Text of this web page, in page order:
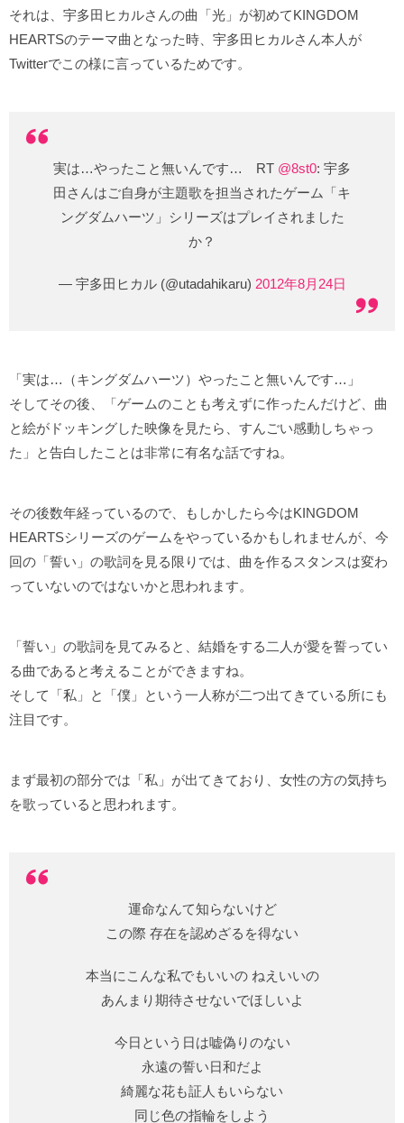
それは、宇多田ヒカルさんの曲「光」が初めてKINGDOM
HEARTSのテーマ曲となった時、宇多田ヒカルさん本人が
Twitterでこの様に言っているためです。
実は…やったこと無いんです… RT @8st0: 宇多
田さんはご自身が主題歌を担当されたゲーム「キ
ングダムハーツ」シリーズはプレイされました
か？
— 宇多田ヒカル (@utadahikaru) 2012年8月24日
「実は…（キングダムハーツ）やったこと無いんです…」
そしてその後、「ゲームのことも考えずに作ったんだけど、曲
と絵がドッキングした映像を見たら、すんごい感動しちゃっ
た」と告白したことは非常に有名な話ですね。
その後数年経っているので、もしかしたら今はKINGDOM
HEARTSシリーズのゲームをやっているかもしれませんが、今
回の「誓い」の歌詞を見る限りでは、曲を作るスタンスは変わ
っていないのではないかと思われます。
「誓い」の歌詞を見てみると、結婚をする二人が愛を誓ってい
る曲であると考えることができますね。
そして「私」と「僕」という一人称が二つ出てきている所にも
注目です。
まず最初の部分では「私」が出てきており、女性の方の気持ち
を歌っていると思われます。
運命なんて知らないけど
この際 存在を認めざるを得ない
本当にこんな私でもいいの ねえいいの
あんまり期待させないでほしいよ
今日という日は嘘偽りのない
永遠の誓い日和だよ
綺麗な花も証人もいらない
同じ色の指輪をしよう